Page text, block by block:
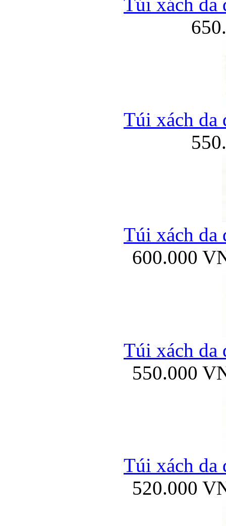
Túi xách da
Túi xách da
600.000
Túi xách da
550.000
Túi xách da
520.000